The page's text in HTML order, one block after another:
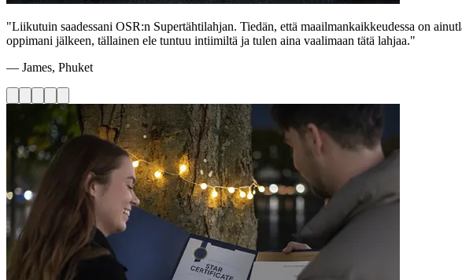
"Liikutuin saadessani OSR:n Supertähtilahjan. Tiedän, että maailmankaikkeudessa on
oppimani jälkeen, tällainen ele tuntuu intiimiltä ja tulen aina vaalimaan tätä lahjaa."
— James, Phuket